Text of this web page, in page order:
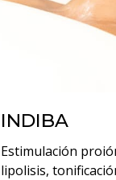
INDIBA
Estimulación
lipolisis,